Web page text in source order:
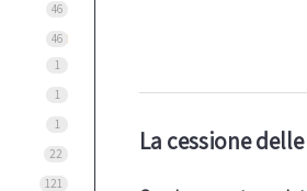
46
46
1
1
1
22
121
La cessione